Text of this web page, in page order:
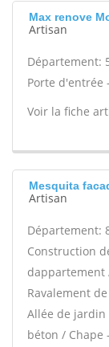
Max renove
Artisan
Département:
Porte d'entrée -
Voir la fiche
Mesquita
Artisan
Département:
Construction
Ravalement
Allée de jardin
béton / Chape